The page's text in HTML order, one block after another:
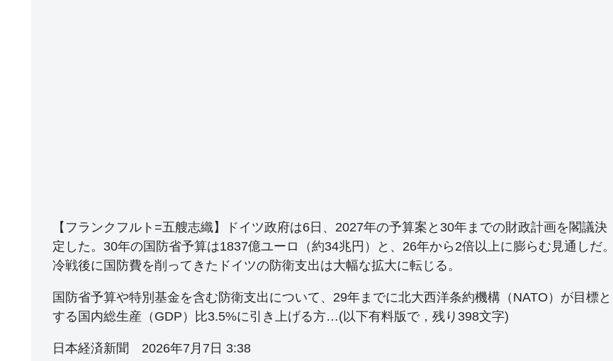
【フランクフルト=五艘志織】ドイツ政府は6日、2027年の予算案と30年までの財政計画を閣議決
定した。30年の国防省予算は1837億ユーロ（約34兆円）と、26年から2倍以上に膨らむ見通しだ。
冷戦後に国防費を削ってきたドイツの防衛支出は大幅な拡大に転じる。
国防省予算や特別基金を含む防衛支出について、29年までに北大西洋条約機構（NATO）が目標と
する国内総生産（GDP）比3.5%に引き上げる方…(以下有料版で，残り398文字)
日本経済新聞 2026年7月7日 3:38